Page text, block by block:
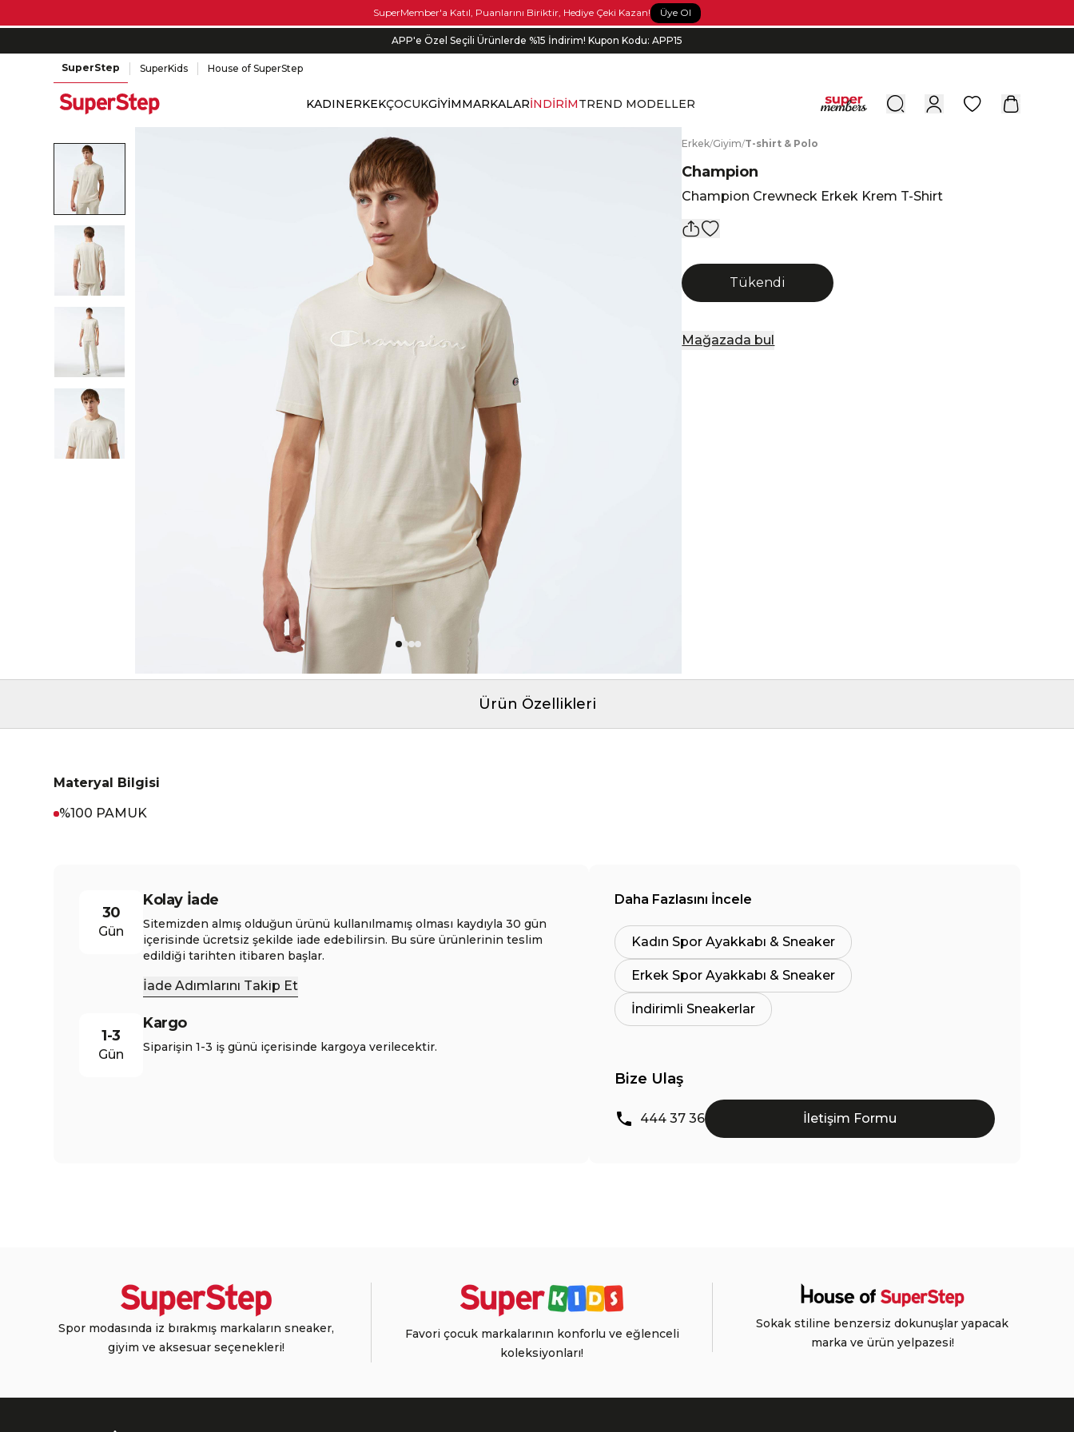
SuperMember'a Katıl, Puanlarını Biriktir, Hediye Çeki Kazan! Üye Ol
APP'e Özel Seçili Ürünlerde %15 İndirim! Kupon Kodu: APP15
SuperStep SuperKids House of SuperStep
KADINERKEKÇOCUKGİYİMMARKALARİNDİRİMTREND MODELLER 0
Erkek/Giyim/T-shirt & Polo
Champion
Champion Crewneck Erkek Krem T-Shirt
Tükendi
Mağazada bul
Ürün Özellikleri
Materyal Bilgisi
%100 PAMUK
30
Gün
Kolay İade
Sitemizden almış olduğun ürünü kullanılmamış olması kaydıyla 30 gün
içerisinde ücretsiz şekilde iade edebilirsin. Bu süre ürünlerinin teslim
edildiği tarihten itibaren başlar.
İade Adımlarını Takip Et
1-3
Gün
Kargo
Siparişin 1-3 iş günü içerisinde kargoya verilecektir.
Daha Fazlasını İncele
Kadın Spor Ayakkabı & Sneaker
Erkek Spor Ayakkabı & Sneaker
İndirimli Sneakerlar
Bize Ulaş
444 37 36 İletişim Formu
Spor modasında iz bırakmış markaların sneaker,
giyim ve aksesuar seçenekleri!
Favori çocuk markalarının konforlu ve eğlenceli
koleksiyonları!
Sokak stiline benzersiz dokunuşlar yapacak
marka ve ürün yelpazesi!